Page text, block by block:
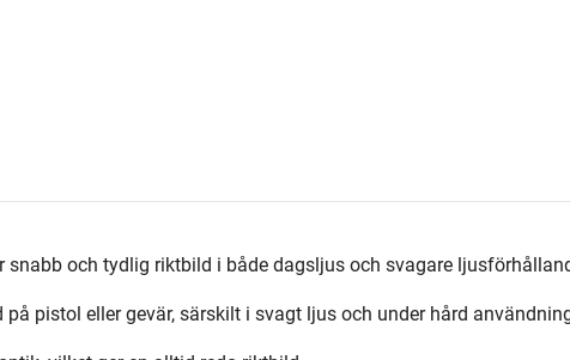
snabb och tydlig riktbild i både dagsljus och svagare
pistol eller gevär, särskilt i svagt ljus och under hård